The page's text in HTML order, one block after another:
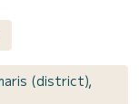
(district),